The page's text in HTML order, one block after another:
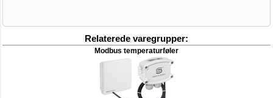
Relaterede varegrupper:
Modbus temperaturføler